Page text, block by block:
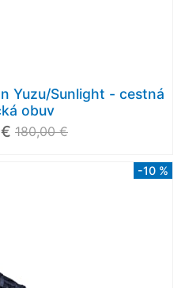
Yuzu/Sunlight - cestná
obuv
180,00 €
-10 %